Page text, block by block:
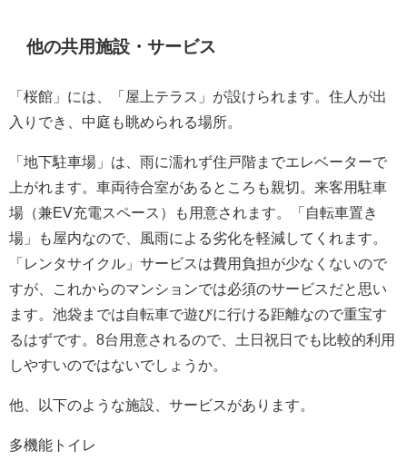
他の共用施設・サービス
「桜館」には、「屋上テラス」が設けられます。住人が出
入りでき、中庭も眺められる場所。
「地下駐車場」は、雨に濡れず住戸階までエレベーターで
上がれます。車両待合室があるところも親切。来客用駐車
場（兼EV充電スペース）も用意されます。「自転車置き
場」も屋内なので、風雨による劣化を軽減してくれます。
「レンタサイクル」サービスは費用負担が少なくないので
すが、これからのマンションでは必須のサービスだと思い
ます。池袋までは自転車で遊びに行ける距離なので重宝す
るはずです。8台用意されるので、土日祝日でも比較的利用
しやすいのではないでしょうか。
他、以下のような施設、サービスがあります。
多機能トイレ